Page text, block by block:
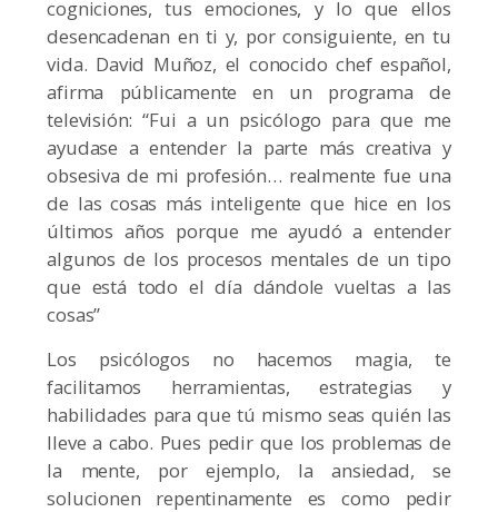
cogniciones, tus emociones, y lo que ellos
desencadenan en ti y, por consiguiente, en tu
vida. David Muñoz, el conocido chef español,
afirma públicamente en un programa de
televisión: “Fui a un psicólogo para que me
ayudase a entender la parte más creativa y
obsesiva de mi profesión… realmente fue una
de las cosas más inteligente que hice en los
últimos años porque me ayudó a entender
algunos de los procesos mentales de un tipo
que está todo el día dándole vueltas a las
cosas”
Los psicólogos no hacemos magia, te
facilitamos herramientas, estrategias y
habilidades para que tú mismo seas quién las
lleve a cabo. Pues pedir que los problemas de
la mente, por ejemplo, la ansiedad, se
solucionen repentinamente es como pedir